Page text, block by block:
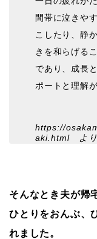
間帯に泣きや
こしたり、静
きを和らげる
であり、成長
ポートと理解
https://
aki.html よ
そんなとき夫が帰
ひとりをおんぶ、
れました。